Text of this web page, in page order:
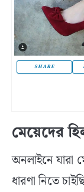
SHARE
মেয়েদের
অনলাইনে যারা
ধারণা নিতে